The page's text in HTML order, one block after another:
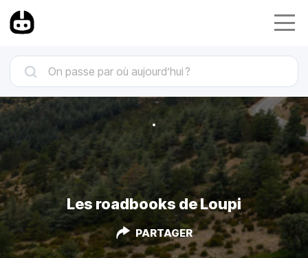
Les roadbooks de Loupi
PARTAGER